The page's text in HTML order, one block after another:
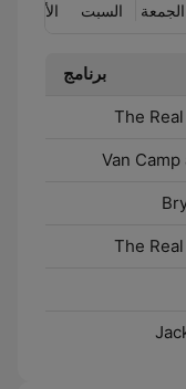
الجمعة السبت الأحد
برنامج
The
Van
The